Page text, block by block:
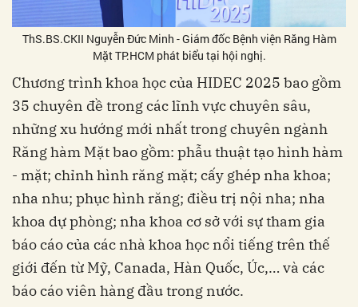
ThS.BS.CKII Nguyễn Đức Minh - Giám đốc Bệnh viện Răng Hàm
Mặt TP.HCM phát biểu tại hội nghị.
Chương trình khoa học của HIDEC 2025 bao gồm
35 chuyên đề trong các lĩnh vực chuyên sâu,
những xu hướng mới nhất trong chuyên ngành
Răng hàm Mặt bao gồm: phẫu thuật tạo hình hàm
- mặt; chỉnh hình răng mặt; cấy ghép nha khoa;
nha nhu; phục hình răng; điều trị nội nha; nha
khoa dự phòng; nha khoa cơ sở với sự tham gia
báo cáo của các nhà khoa học nổi tiếng trên thế
giới đến từ Mỹ, Canada, Hàn Quốc, Úc,… và các
báo cáo viên hàng đầu trong nước.